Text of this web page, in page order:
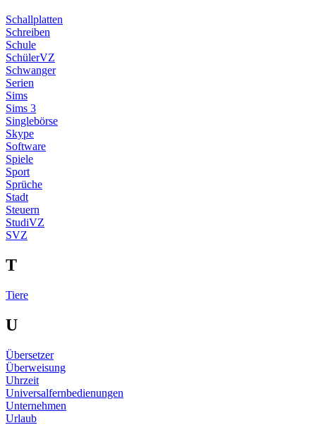
Schallplatten
Schreiben
Schule
SchülerVZ
Schwanger
Serien
Sims
Sims 3
Singlebörse
Skype
Software
Spiele
Sport
Sprüche
Stadt
Steuern
StudiVZ
SVZ
T
Tiere
U
Übersetzer
Überweisung
Uhrzeit
Universalfernbedienungen
Unternehmen
Urlaub